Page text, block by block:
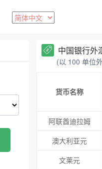
中国银行外
(以 100 单位
货币名称
阿联酋迪拉姆
澳大利亚元
文莱元